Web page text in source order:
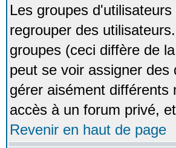
Les groupes
regrouper des
groupes (ceci diffère de
peut se voir assigner
gérer aisément différents
accès à un forum privé,
Revenir en haut de page